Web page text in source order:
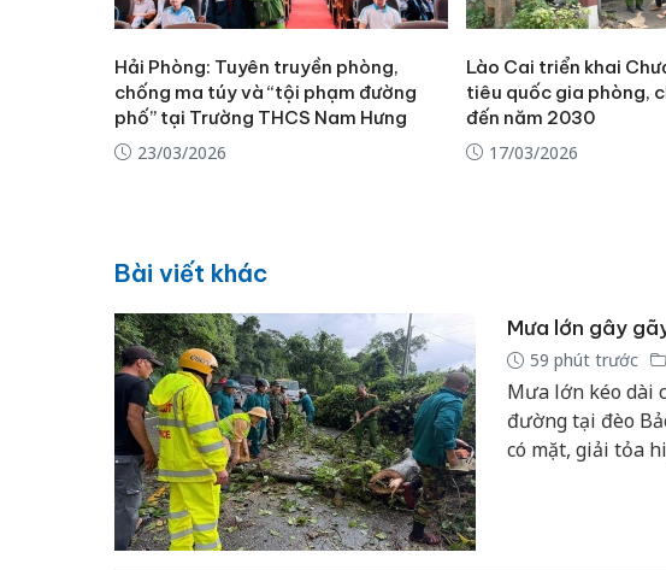
Hải Phòng: Tuyên truyền phòng,
chống ma túy và “tội phạm đường
phố” tại Trường THCS Nam Hưng
23/03/2026
Lào Cai triển khai
tiêu quốc gia phòng,
đến năm 2030
17/03/2026
Bài viết khác
Mưa lớn gây
59 phút trước
Mưa lớn kéo dài
đường tại đèo
có mặt, giải tỏa